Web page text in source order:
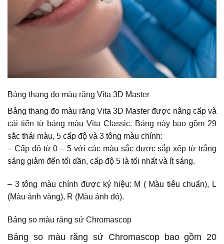
Bảng thang đo màu răng Vita 3D Master
Bảng thang đo màu răng Vita 3D Master được nâng cấp và
cải tiến từ bảng màu Vita Classic. Bảng này bao gồm 29
sắc thái màu, 5 cấp độ và 3 tông màu chính:
– Cấp độ từ 0 – 5 với các màu sắc được sắp xếp từ trắng
sáng giảm đến tối dần, cấp độ 5 là tối nhất và ít sáng.
– 3 tông màu chính được ký hiệu: M ( Màu tiêu chuẩn), L
(Màu ánh vàng), R (Màu ánh đỏ).
Bảng so màu răng sứ Chromascop
Bảng so màu răng sứ Chromascop bao gồm 20